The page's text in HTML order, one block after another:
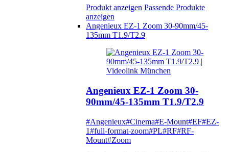
Produkt anzeigen Passende Produkte
anzeigen
Angenieux EZ-1 Zoom 30-90mm/45-
135mm T1.9/T2.9
Angenieux EZ-1 Zoom 30-
90mm/45-135mm T1.9/T2.9
#Angenieux#Cinema#E-Mount#EF#EZ-
1#full-format-zoom#PL#RF#RF-
Mount#Zoom